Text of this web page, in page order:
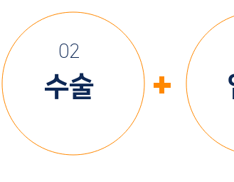
수술
02
+